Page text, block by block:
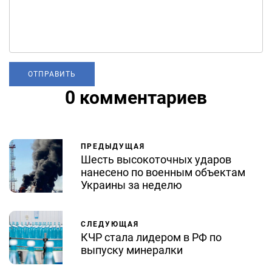
0 комментариев
ПРЕДЫДУЩАЯ
Шесть высокоточных ударов
нанесено по военным объектам
Украины за неделю
СЛЕДУЮЩАЯ
КЧР стала лидером в РФ по
выпуску минералки